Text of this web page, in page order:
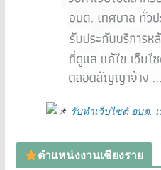
รับทำเว็บไซต์ อบต.
ตำแหน่งงานเชียงราย